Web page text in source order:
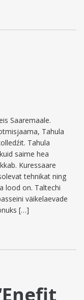
Saaremaale.
Tahula
Tahula
saime hea
Kuressaare
tehnikat ning
lood on. Taltechi
väikelaevade
[…]